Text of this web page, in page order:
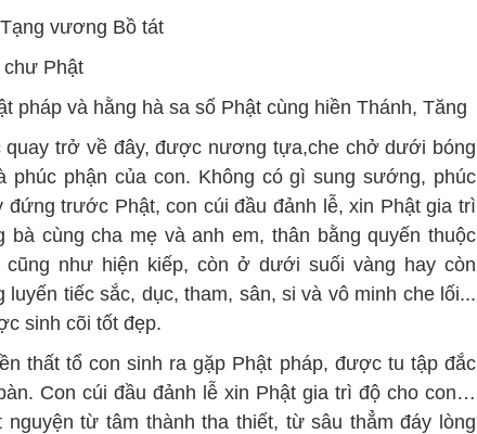
vương Bồ tát
Phật
pháp và hằng hà sa số Phật cùng hiền Thánh, Tăng
trở về đây, được nương tựa,che chở dưới bóng
phúc phận của con. Không có gì sung sướng, phúc
đứng trước Phật, con cúi đầu đảnh lễ, xin Phật gia trì
bà cùng cha mẹ và anh em, thân bằng quyến thuộc
cũng như hiện kiếp, còn ở dưới suối vàng hay còn
luyến tiếc sắc, dục, tham, sân, si và vô minh che lối...
sinh cõi tốt đẹp.
thất tổ con sinh ra gặp Phật pháp, được tu tập đắc
Con cúi đầu đảnh lễ xin Phật gia trì độ cho con…
nguyện từ tâm thành tha thiết, từ sâu thẳm đáy lòng